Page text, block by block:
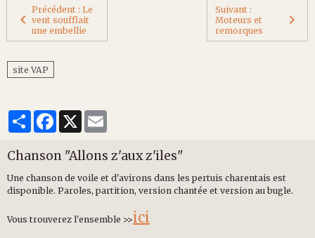
Précédent : Le
vent soufflait
une embellie
Suivant :
Moteurs et
remorques
site VAP
PartagerFacebook
X
Chanson "Allons z'aux z'iles"
Une chanson de voile et d'avirons dans les pertuis charentais est
disponible. Paroles, partition, version chantée et version au bugle.
Vous trouverez l'ensemble >>ici